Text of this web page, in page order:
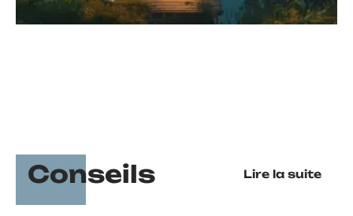
Conseils Lire la suite